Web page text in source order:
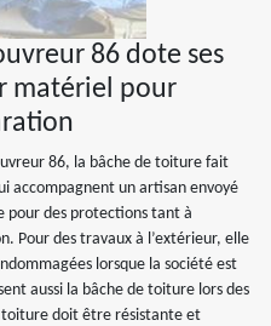
86 dote ses
matériel pour
86, la bâche de toiture fait
accompagnent un artisan envoyé
pour des protections tant à
Pour des travaux à l’extérieur, elle
lorsque la société est
aussi la bâche de toiture lors des
doit être résistante et